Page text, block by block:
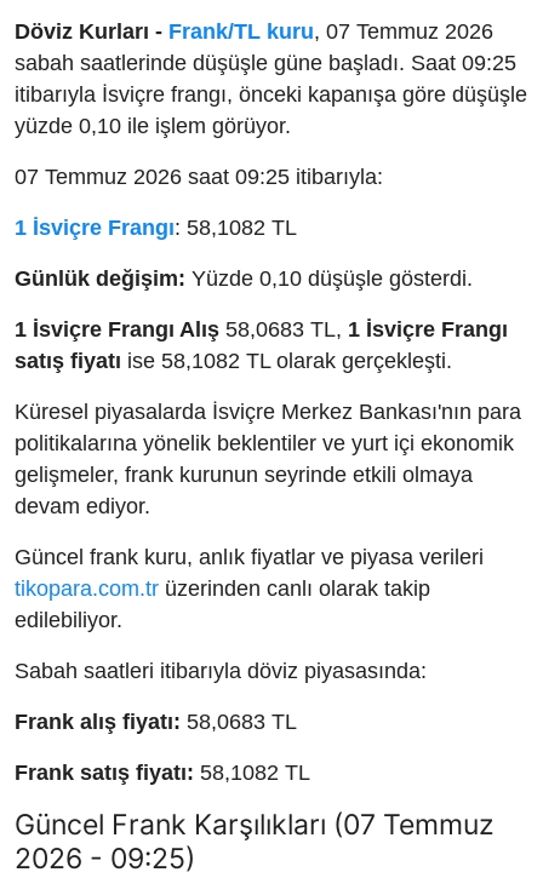
Döviz Kurları - Frank/TL kuru, 07 Temmuz 2026
sabah saatlerinde düşüşle güne başladı. Saat 09:25
itibarıyla İsviçre frangı, önceki kapanışa göre düşüşle
yüzde 0,10 ile işlem görüyor.
07 Temmuz 2026 saat 09:25 itibarıyla:
1 İsviçre Frangı: 58,1082 TL
Günlük değişim: Yüzde 0,10 düşüşle gösterdi.
1 İsviçre Frangı Alış 58,0683 TL, 1 İsviçre Frangı
satış fiyatı ise 58,1082 TL olarak gerçekleşti.
Küresel piyasalarda İsviçre Merkez Bankası'nın para
politikalarına yönelik beklentiler ve yurt içi ekonomik
gelişmeler, frank kurunun seyrinde etkili olmaya
devam ediyor.
Güncel frank kuru, anlık fiyatlar ve piyasa verileri
tikopara.com.tr üzerinden canlı olarak takip
edilebiliyor.
Sabah saatleri itibarıyla döviz piyasasında:
Frank alış fiyatı: 58,0683 TL
Frank satış fiyatı: 58,1082 TL
Güncel Frank Karşılıkları (07 Temmuz
2026 - 09:25)